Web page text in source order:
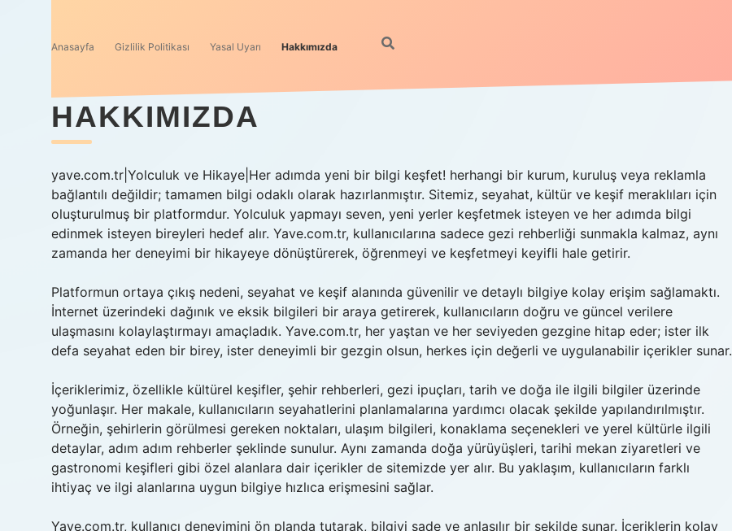
Anasayfa Gizlilik Politikası Yasal Uyarı Hakkımızda
HAKKIMIZDA
yave.com.tr|Yolculuk ve Hikaye|Her adımda yeni bir bilgi keşfet! herhangi bir kurum, kuruluş veya reklamla
bağlantılı değildir; tamamen bilgi odaklı olarak hazırlanmıştır. Sitemiz, seyahat, kültür ve keşif meraklıları için
oluşturulmuş bir platformdur. Yolculuk yapmayı seven, yeni yerler keşfetmek isteyen ve her adımda bilgi
edinmek isteyen bireyleri hedef alır. Yave.com.tr, kullanıcılarına sadece gezi rehberliği sunmakla kalmaz, aynı
zamanda her deneyimi bir hikayeye dönüştürerek, öğrenmeyi ve keşfetmeyi keyifli hale getirir.
Platformun ortaya çıkış nedeni, seyahat ve keşif alanında güvenilir ve detaylı bilgiye kolay erişim sağlamaktı.
İnternet üzerindeki dağınık ve eksik bilgileri bir araya getirerek, kullanıcıların doğru ve güncel verilere
ulaşmasını kolaylaştırmayı amaçladık. Yave.com.tr, her yaştan ve her seviyeden gezgine hitap eder; ister ilk
defa seyahat eden bir birey, ister deneyimli bir gezgin olsun, herkes için değerli ve uygulanabilir içerikler sunar.
İçeriklerimiz, özellikle kültürel keşifler, şehir rehberleri, gezi ipuçları, tarih ve doğa ile ilgili bilgiler üzerinde
yoğunlaşır. Her makale, kullanıcıların seyahatlerini planlamalarına yardımcı olacak şekilde yapılandırılmıştır.
Örneğin, şehirlerin görülmesi gereken noktaları, ulaşım bilgileri, konaklama seçenekleri ve yerel kültürle ilgili
detaylar, adım adım rehberler şeklinde sunulur. Aynı zamanda doğa yürüyüşleri, tarihi mekan ziyaretleri ve
gastronomi keşifleri gibi özel alanlara dair içerikler de sitemizde yer alır. Bu yaklaşım, kullanıcıların farklı
ihtiyaç ve ilgi alanlarına uygun bilgiye hızlıca erişmesini sağlar.
Yave.com.tr, kullanıcı deneyimini ön planda tutarak, bilgiyi sade ve anlaşılır bir şekilde sunar. İçeriklerin kolay